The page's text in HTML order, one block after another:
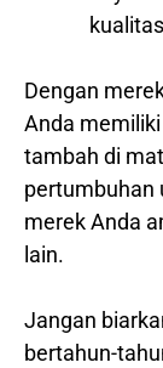
Dengan
Anda
tambah di
pertumbuhan
merek Anda
lain.
Jangan
bertahun-